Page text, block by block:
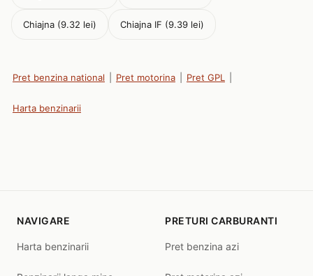
Chiajna (9.32 lei) Chiajna IF (9.39 lei)
Pret benzina national Pret motorina Pret GPL
Harta benzinarii
NAVIGARE
Harta benzinarii
PRETURI CARBURANTI
Pret benzina azi